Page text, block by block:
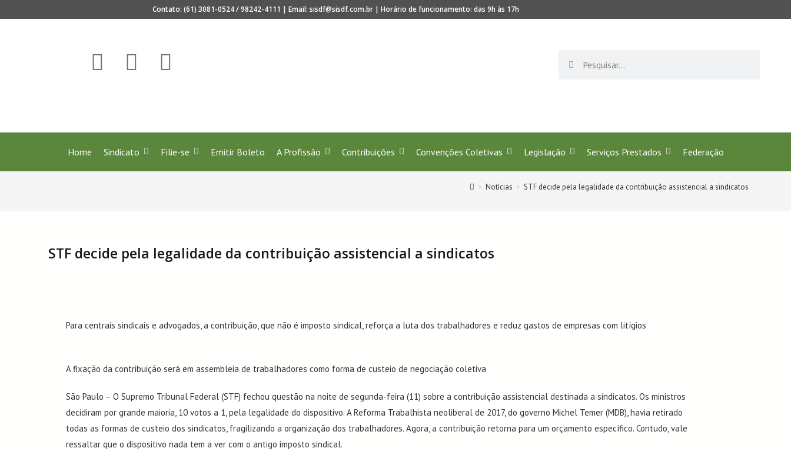
Contato: (61) 3081-0524 / 98242-4111 | Email: sisdf@sisdf.com.br | Horário de funcionamento: das 9h às 17h
Home Sindicato Filie-se Emitir Boleto A Profissão Contribuições Convenções Coletivas Legislação Serviços Prestados Federação
> Notícias > STF decide pela legalidade da contribuição assistencial a sindicatos
STF decide pela legalidade da contribuição assistencial a sindicatos
Para centrais sindicais e advogados, a contribuição, que não é imposto sindical, reforça a luta dos trabalhadores e reduz gastos de empresas com litígios
A fixação da contribuição será em assembleia de trabalhadores como forma de custeio de negociação coletiva
São Paulo – O Supremo Tribunal Federal (STF) fechou questão na noite de segunda-feira (11) sobre a contribuição assistencial destinada a sindicatos. Os ministros
decidiram por grande maioria, 10 votos a 1, pela legalidade do dispositivo. AReforma Trabalhista neoliberal de 2017, do governo Michel Temer (MDB), havia retirado
todas as formas de custeio dos sindicatos, fragilizando a organização dos trabalhadores. Agora, a contribuição retorna para um orçamento específico. Contudo, vale
ressaltar que o dispositivo nada tem a ver com o antigo imposto sindical.